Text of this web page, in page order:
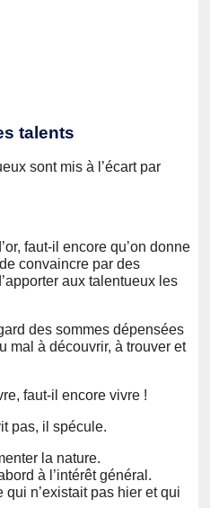
talents
sont mis à l’écart par
faut-il encore qu’on donne
convaincre par des
aux talentueux les
des sommes dépensées
mal à découvrir, à trouver et
faut-il encore vivre !
pas, il spécule.
la nature.
à l’intérêt général.
qui n’existait pas hier et qui